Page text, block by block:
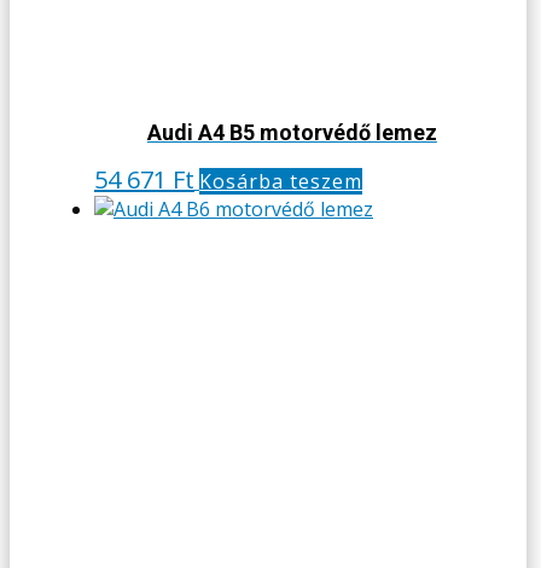
Audi A4 B5 motorvédő lemez
54 671 Ft Kosárba teszem